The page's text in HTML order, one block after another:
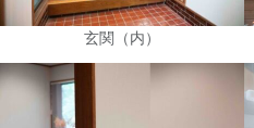
玄関（内）